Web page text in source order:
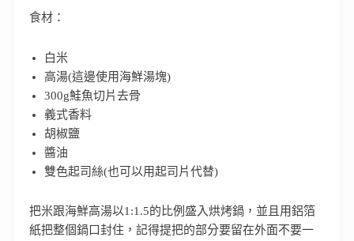
食材：
白米
高湯(這邊使用海鮮湯塊)
300g鮭魚切片去骨
義式香料
胡椒鹽
醬油
雙色起司絲(也可以用起司片代替)
把米跟海鮮高湯以1:1.5的比例盛入烘烤鍋，並且用鋁箔
紙把整個鍋口封住，記得提把的部分要留在外面不要一